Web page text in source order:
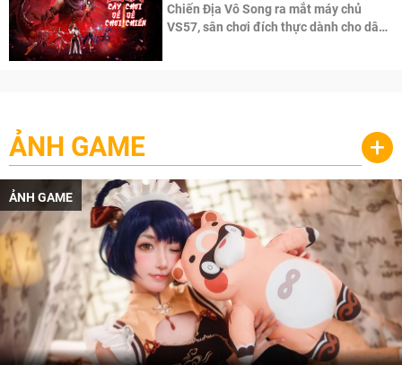
Chiến Địa Vô Song ra mắt máy chủ
VS57, sân chơi đích thực dành cho dân
ẢNH GAME +
ẢNH GAME